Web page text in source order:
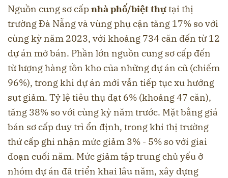
Nguồn cung sơ cấpnhà phố/biệt thựtại thị
trường Đà Nẵng và vùng phụ cận tăng 17% so với
cùng kỳ năm 2023, với khoảng 734 căn đến từ 12
dự án mở bán. Phần lớn nguồn cung sơ cấp đến
từ lượng hàng tồn kho của những dự án cũ (chiếm
96%), trong khi dự án mới vẫn tiếp tục xu hướng
sụt giảm. Tỷ lệ tiêu thụ đạt 6% (khoảng 47 căn),
tăng 38% so với cùng kỳ năm trước. Mặt bằng giá
bán sơ cấp duy trì ổn định, trong khi thị trường
thứ cấp ghi nhận mức giảm 3% - 5% so với giai
đoạn cuối năm. Mức giảm tập trung chủ yếu ở
nhóm dự án đã triển khai lâu năm, xây dựng